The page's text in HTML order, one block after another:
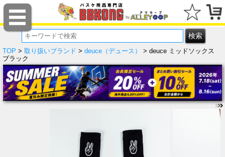
TOP > 取り扱いブランド > deuce（デュース）
> deuce ミッドソックス
ブラック